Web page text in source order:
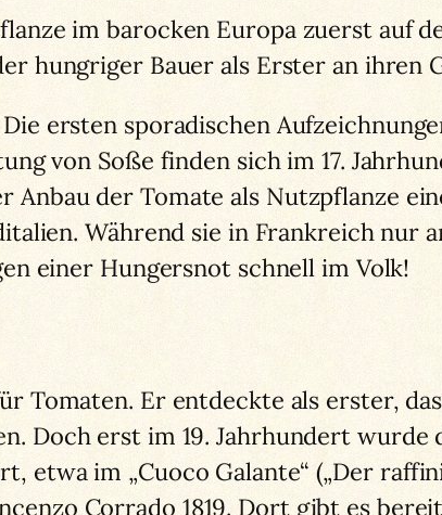
im barocken Europa zuerst auf
hungriger Bauer als Erster an ihren
ersten sporadischen
von Soße finden sich im 17.
Anbau der Tomate als Nutzpflanze
Während sie in Frankreich nur
einer Hungersnot schnell im Volk!
Tomaten. Er entdeckte als erster,
Doch erst im 19. Jahrhundert wurde
etwa im „Cuoco Galante“ („Der
Corrado 1819. Dort gibt es